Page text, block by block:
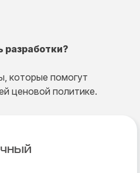
разработки?
которые помогут
ценовой политике.